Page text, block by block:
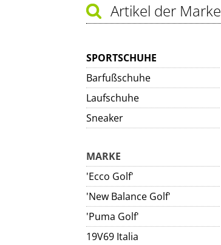
Artikel der Marke
SPORTSCHUHE
Barfußschuhe
Laufschuhe
Sneaker
MARKE
'Ecco Golf'
'New Balance Golf'
'Puma Golf'
19V69 Italia